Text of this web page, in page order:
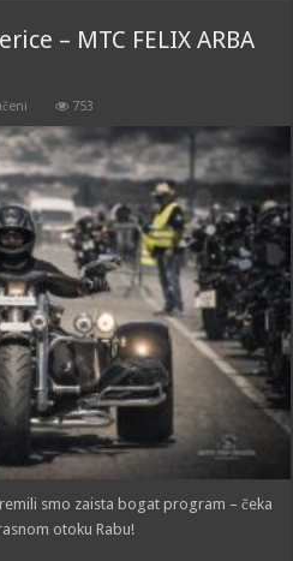
– MTC FELIX ARBA
igra
za
bajkerice
–
MTC
FELIX
ARBA
2026!
753
smo zaista bogat program – čeka
otoku Rabu!